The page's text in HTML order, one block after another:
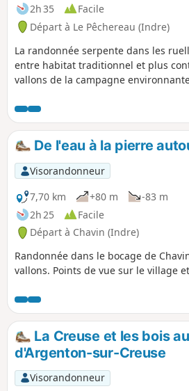
2h 35
Facile
Départ à Le Pêchereau (Indre)
La randonnée serpente dans les
entre habitat traditionnel et plus
vallons de la campagne
De l'eau à la pierre
Visorandonneur
7,70 km
+80 m
-83 m
2h 25
Facile
Départ à Chavin (Indre)
Randonnée dans le bocage de
vallons. Points de vue sur le village
La Creuse et les bois
d'Argenton-sur-Creuse
Visorandonneur